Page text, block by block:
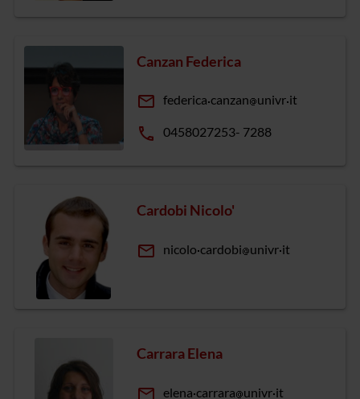
Canzan Federica
email federica canzan univr it
phone 0458027253- 7288
Cardobi Nicolo'
email nicolo cardobi univr it
Carrara Elena
email elena carrara univr it